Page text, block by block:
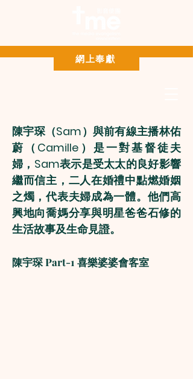
Paypal 網上奉獻
網上奉獻
陳宇琛（Sam）與前有線主播林佑
蔚（Camille）是一對基督徒夫
婦，Sam表示是受太太的良好影響
繼而信主，二人在婚禮中點燃婚姻
之燭，代表夫婦成為一體。他們高
興地向喬媽分享與明星爸爸石修的
生活故事及生命見證。
陳宇琛 Part-1 喜樂婆婆會客室